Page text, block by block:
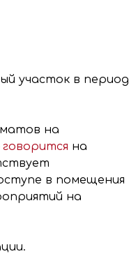
участок в период
на
говорится на
в помещения
на